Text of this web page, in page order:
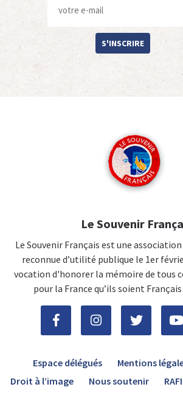
S'INSCRIRE
Le Souvenir
Le Souvenir Français est une
reconnue d’utilité publique le 1er
vocation d'honorer la mémoire de tous
pour la France qu’ils soient
Espace délégués Mentions
Droit à l’image
Nous soutenir